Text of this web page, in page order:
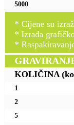
5000
* Cijene su
* Izrada
*
KOLIČINA
1
2
5